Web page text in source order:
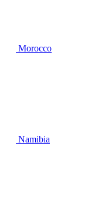
Morocco
Namibia